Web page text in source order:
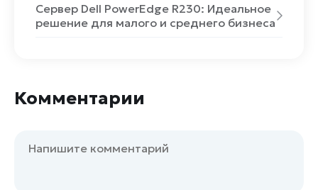
Сервер Dell PowerEdge R230: Идеальное
решение для малого и среднего бизнеса
Комментарии